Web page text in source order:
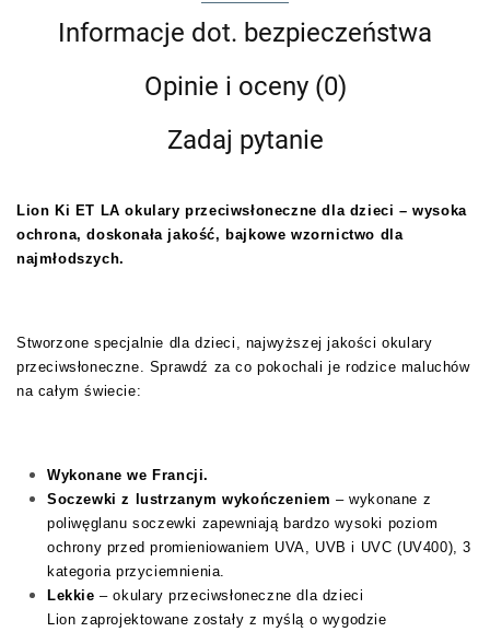
Informacje dot. bezpieczeństwa
Opinie i oceny (0)
Zadaj pytanie
Lion Ki ET LA okulary przeciwsłoneczne dla dzieci – wysoka
ochrona, doskonała jakość, bajkowe wzornictwo dla
najmłodszych.
Stworzone specjalnie dla dzieci, najwyższej jakości okulary
przeciwsłoneczne. Sprawdź za co pokochali je rodzice maluchów
na całym świecie:
Wykonane we Francji.
Soczewki z lustrzanym wykończeniem – wykonane z
poliwęglanu soczewki zapewniają bardzo wysoki poziom
ochrony przed promieniowaniem UVA, UVB i UVC (UV400), 3
kategoria przyciemnienia.
Lekkie– okulary przeciwsłoneczne dla dzieci
Lion zaprojektowane zostały z myślą o wygodzie